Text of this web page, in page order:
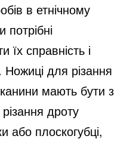
в етнічному
потрібні
їх справність і
Ножиці для різання
мають бути з
дроту
або плоскогубці,